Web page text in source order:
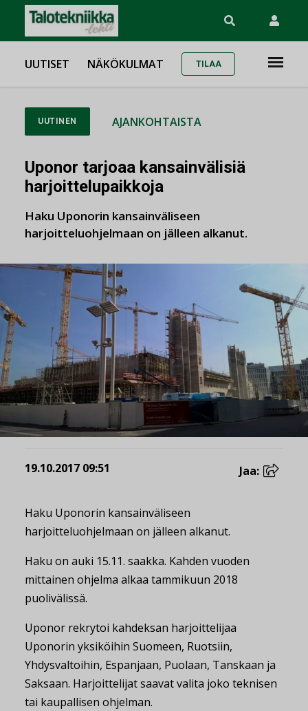
UUTISET NÄKÖKULMAT TILAA
UUTINEN AJANKOHTAISTA
Uponor tarjoaa kansainvälisiä
harjoittelupaikkoja
Haku Uponorin kansainväliseen
harjoitteluohjelmaan on jälleen alkanut.
19.10.2017 09:51 Jaa:
Haku Uponorin kansainväliseen
harjoitteluohjelmaan on jälleen alkanut.
Haku on auki 15.11. saakka. Kahden vuoden
mittainen ohjelma alkaa tammikuun 2018
puolivälissä.
Uponor rekrytoi kahdeksan harjoittelijaa
Uponorin yksiköihin Suomeen, Ruotsiin,
Yhdysvaltoihin, Espanjaan, Puolaan, Tanskaan ja
Saksaan. Harjoittelijat saavat valita joko teknisen
tai kaupallisen ohjelman.